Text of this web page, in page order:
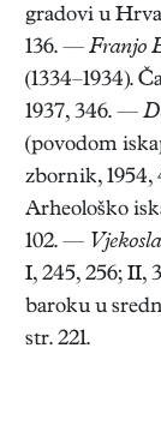
gradovi u
136. — Franjo
(1334–1934).
1937, 346. —
(povodom
zbornik, 1954,
Arheološko
102. —
I, 245, 256; II,
baroku u
str. 221.